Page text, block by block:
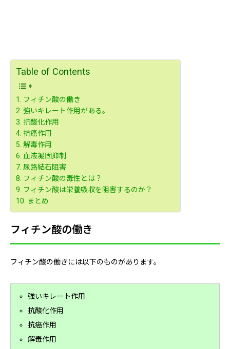
Table of Contents
フィチン酸の働き
強いキレート作用がある。
抗酸化作用
抗癌作用
解毒作用
血液凝固抑制
尿路結石阻害
フィチン酸の毒性とは？
フィチン酸は栄養吸収を阻害するのか？
まとめ
フィチン酸の働き
フィチン酸の働きには以下のものがあります。
強いキレート作用
抗酸化作用
抗癌作用
解毒作用